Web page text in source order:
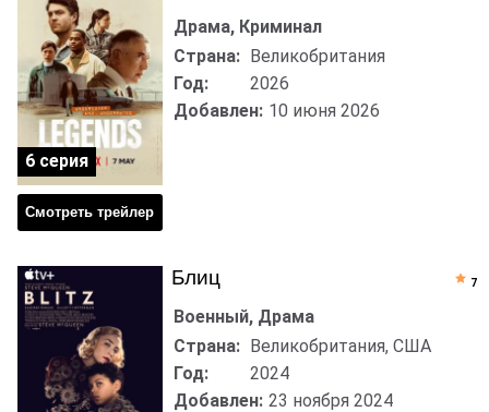
Смотреть трейлер
Драма, Криминал
Страна: Великобритания
Год:
2026
Добавлен: 10 июня 2026
6 серия
Блиц
Военный, Драма
Страна: Великобритания, США
Год:
2024
Добавлен: 23 ноября 2024
7